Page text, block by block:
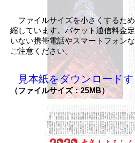
ファイルサイズを小さくするた
縮しています。パケット通信料金
いない携帯電話やスマートフォン
ご注意ください。
見本紙をダウンロード
（ファイルサイズ：25MB）